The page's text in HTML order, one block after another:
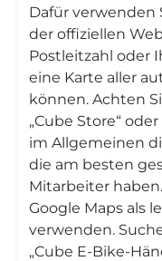
Dafür verwenden
der offiziellen
Postleitzahl oder
eine Karte aller
können. Achten
„Cube Store“
im Allgemeinen
die am besten
Mitarbeiter
Google Maps als
verwenden.
„Cube E-Bike-